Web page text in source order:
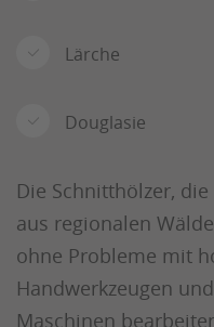
Lärche
Douglasie
Die Schnitthölzer,
aus regionalen
ohne Probleme mit
Handwerkzeugen
Maschinen